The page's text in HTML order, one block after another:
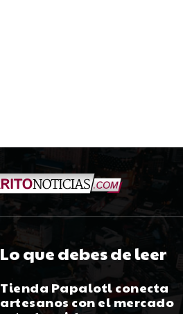
Lo que debes de leer
Tienda Papalotl conecta
artesanos con el mercado